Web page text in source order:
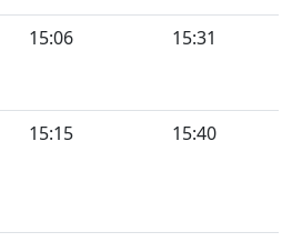
15:06 15:31
15:15 15:40